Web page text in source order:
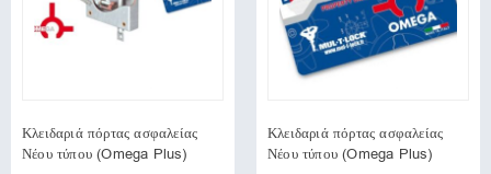
Κλειδαριά πόρτας ασφαλείας
Νέου τύπου (Omega Plus)
Κλειδαριά πόρτας ασφαλείας
Νέου τύπου (Omega Plus)